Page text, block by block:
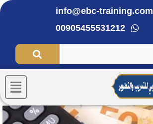
info@ebc-training.com
00905455531212